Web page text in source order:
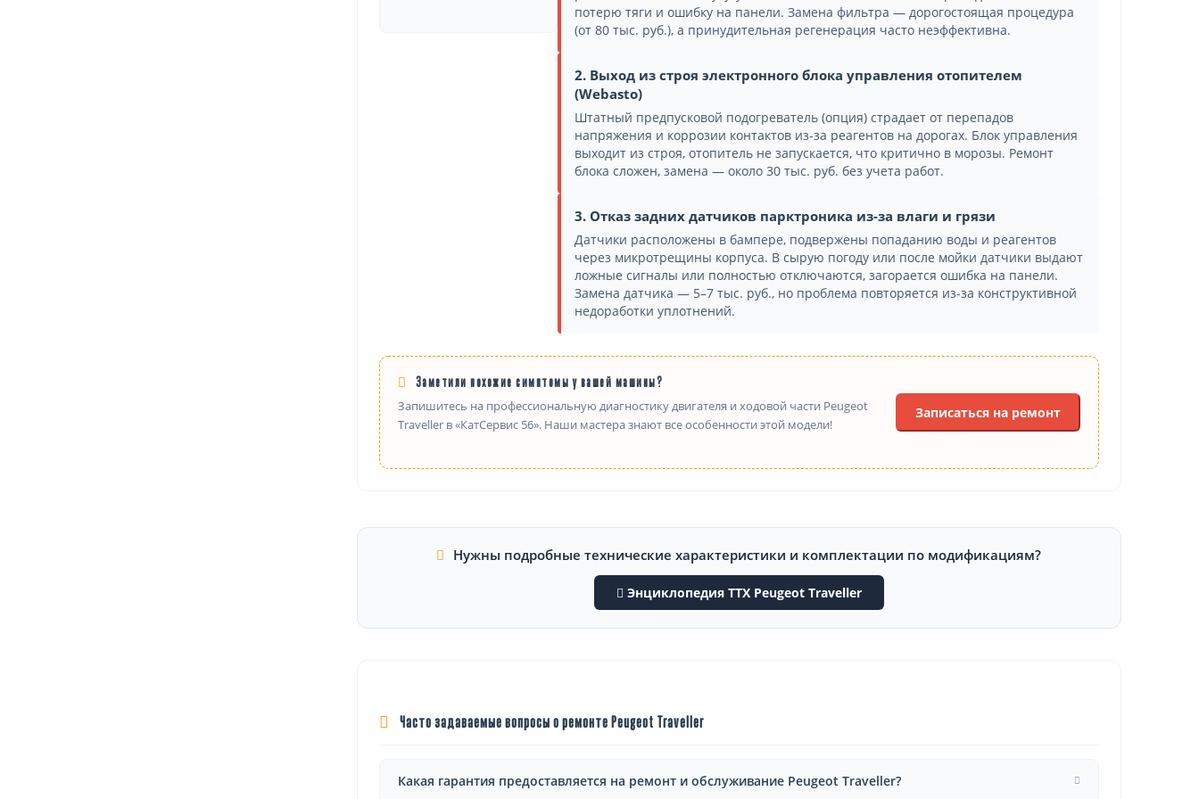
потерю тяги и ошибку на панели. Замена фильтра — дорогостоящая процедура
(от 80 тыс. руб.), а принудительная регенерация часто неэффективна.
2. Выход из строя электронного блока управления отопителем
(Webasto)
Штатный предпусковой подогреватель (опция) страдает от перепадов
напряжения и коррозии контактов из-за реагентов на дорогах. Блок управления
выходит из строя, отопитель не запускается, что критично в морозы. Ремонт
блока сложен, замена — около 30 тыс. руб. без учета работ.
3. Отказ задних датчиков парктроника из-за влаги и грязи
Датчики расположены в бампере, подвержены попаданию воды и реагентов
через микротрещины корпуса. В сырую погоду или после мойки датчики выдают
ложные сигналы или полностью отключаются, загорается ошибка на панели.
Замена датчика — 5–7 тыс. руб., но проблема повторяется из-за конструктивной
недоработки уплотнений.
Заметили похожие симптомы у вашей машины?
Запишитесь на профессиональную диагностику двигателя и ходовой части Peugeot
Traveller в «КатСервис 56». Наши мастера знают все особенности этой модели!
Записаться на ремонт
Нужны подробные технические характеристики и комплектации по модификациям?
Энциклопедия ТТХ Peugeot Traveller
Часто задаваемые вопросы о ремонте Peugeot Traveller
Какая гарантия предоставляется на ремонт и обслуживание Peugeot Traveller?